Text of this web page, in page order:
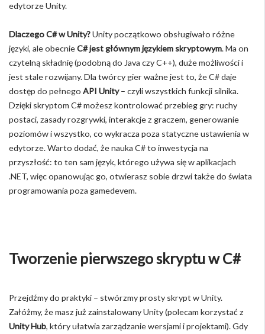
edytorze Unity.
Dlaczego C# w Unity?Unity początkowo obsługiwało różne
języki, ale obecnieC# jest głównym językiem skryptowym. Ma on
czytelną składnię (podobną do Java czy C++), duże możliwości i
jest stale rozwijany. Dla twórcy gier ważne jest to, że C# daje
dostęp do pełnego API Unity– czyli wszystkich funkcji silnika.
Dzięki skryptom C# możesz kontrolować przebieg gry: ruchy
postaci, zasady rozgrywki, interakcje z graczem, generowanie
poziomów i wszystko, co wykracza poza statyczne ustawienia w
edytorze. Warto dodać, że nauka C# to inwestycja na
przyszłość: to ten sam język, którego używa się w aplikacjach
.NET, więc opanowując go, otwierasz sobie drzwi także do świata
programowania poza gamedevem.
Tworzenie pierwszego skryptu w C#
Przejdźmy do praktyki – stwórzmy prosty skrypt w Unity.
Załóżmy, że masz już zainstalowany Unity (polecam korzystać z
Unity Hub, który ułatwia zarządzanie wersjami i projektami). Gdy